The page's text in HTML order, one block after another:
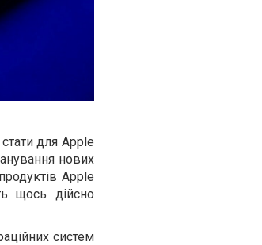
для Apple
нових
Apple
щось дійсно
систем